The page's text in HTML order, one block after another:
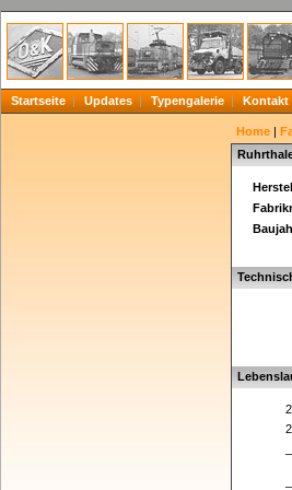
Startseite Updates Typengalerie Kontakt
Home |